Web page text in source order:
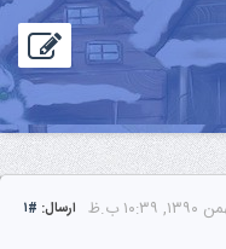
ارسال: #۱